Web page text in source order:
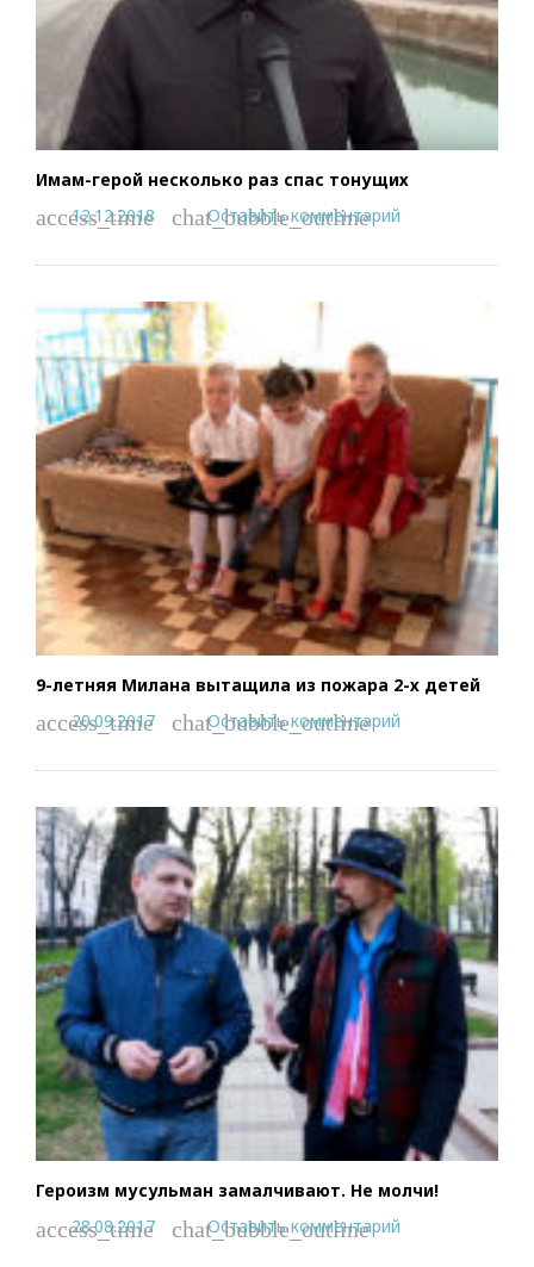
Имам-герой несколько раз спас тонущих
access_time
12.12.2018 chat_bubble_outline
Оставить комментарий
9-летняя Милана вытащила из пожара 2-х детей
access_time
20.09.2017 chat_bubble_outline
Оставить комментарий
Героизм мусульман замалчивают. Не молчи!
access_time
28.08.2017 chat_bubble_outline
Оставить комментарий